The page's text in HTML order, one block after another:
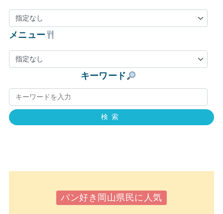
メニュー
キーワード
検索
パン好き岡山県民に人気